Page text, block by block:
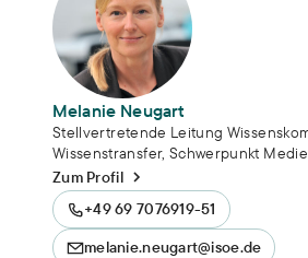
Melanie Neugart
Stellvertretende Leitung
Wissenstransfer, Schwerpunkt
Zum Profil
+49 69 7076919-51
melanie.neugart@isoe.de